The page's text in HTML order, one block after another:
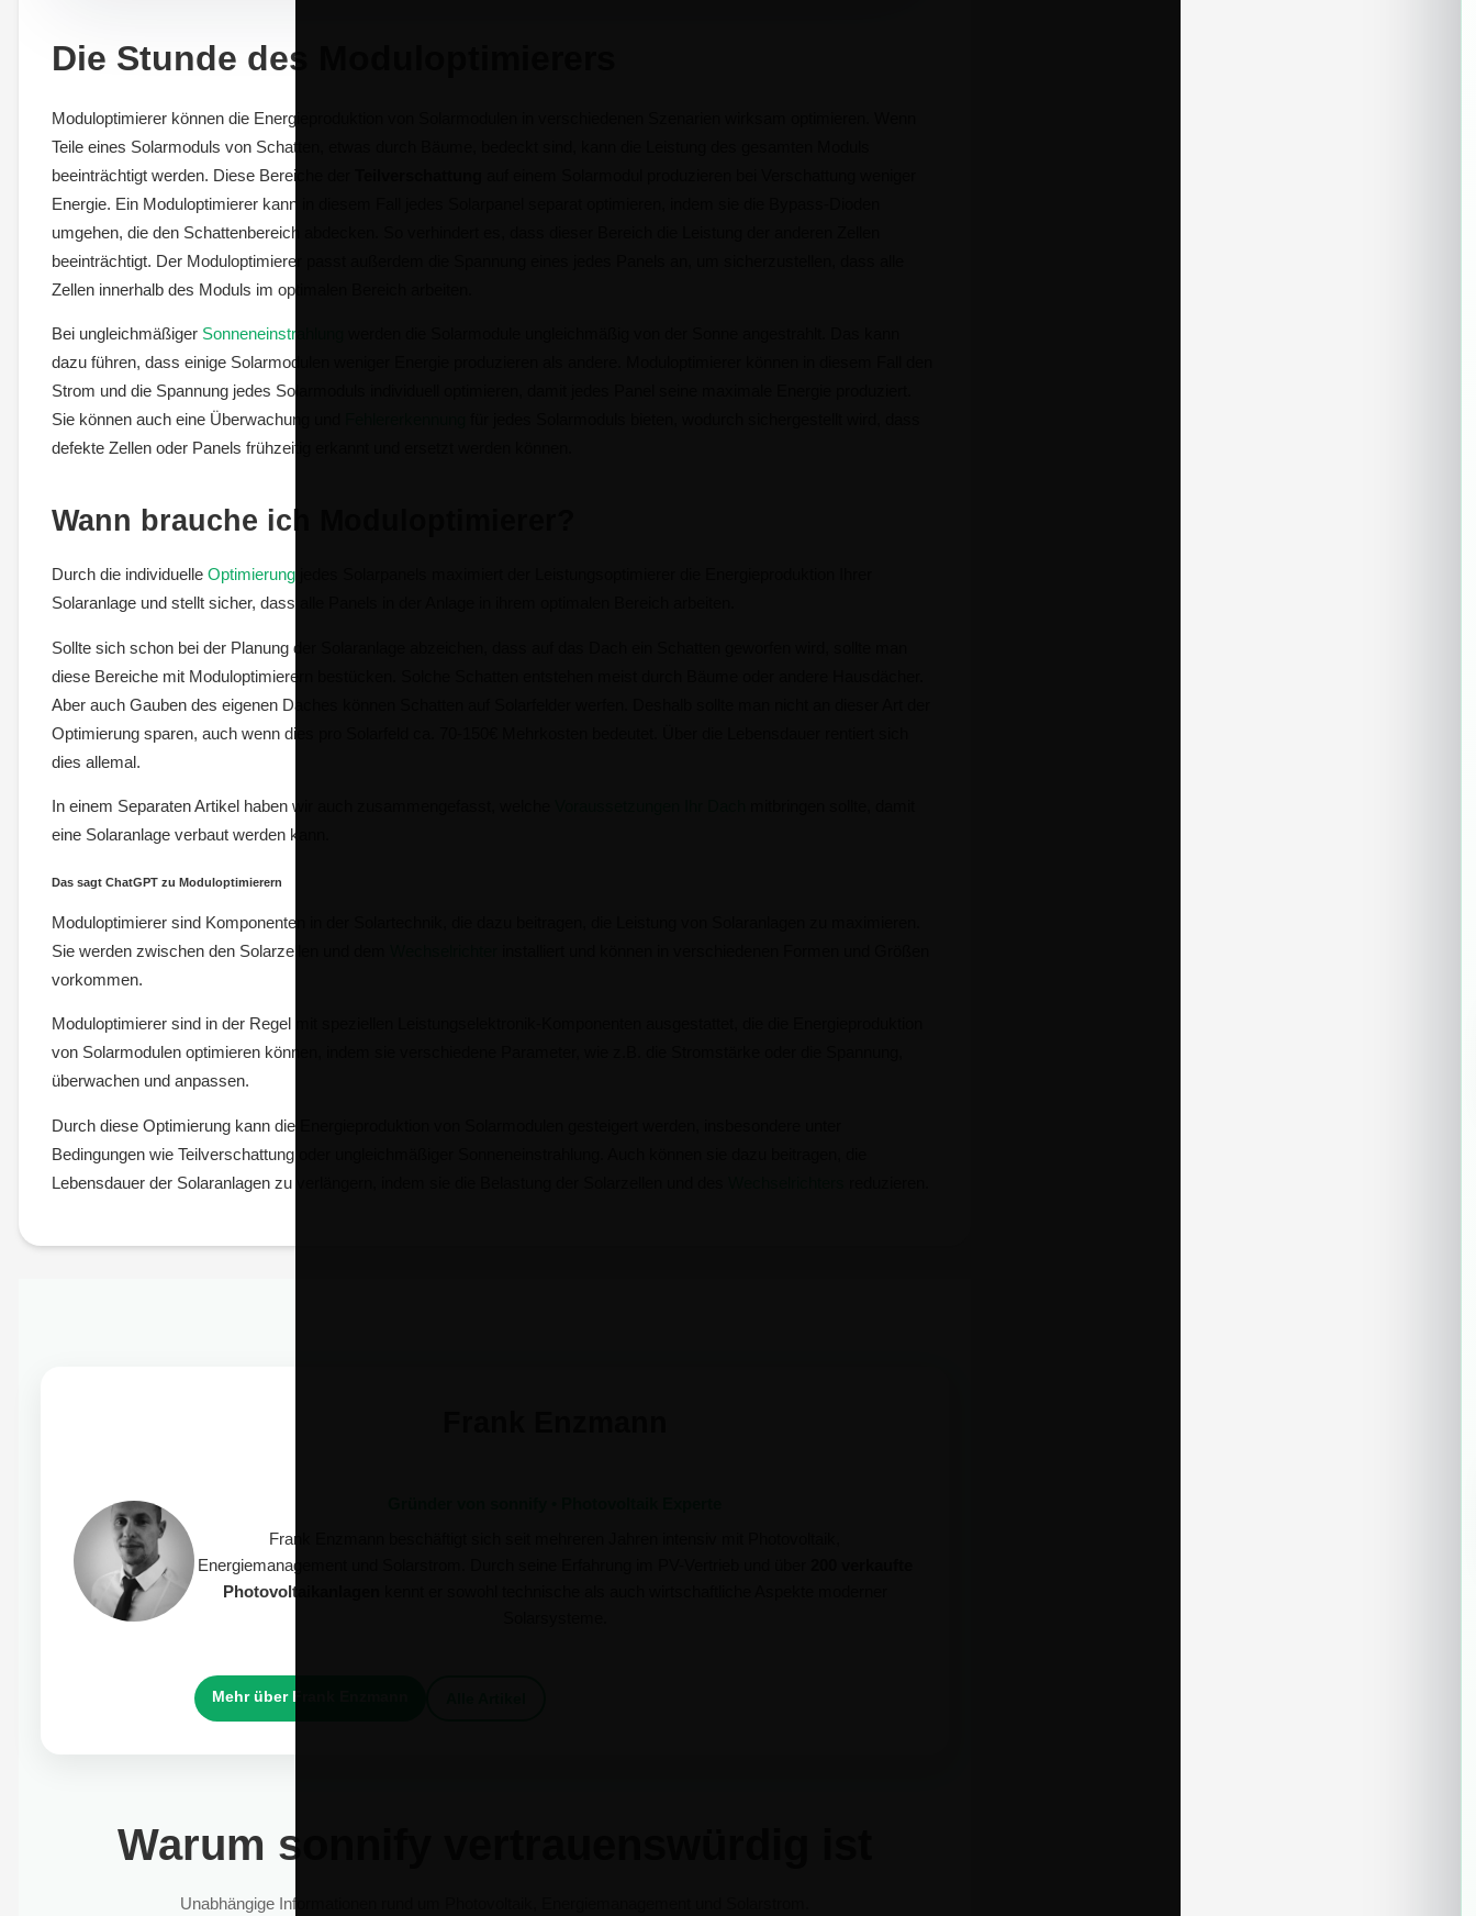
Die Stunde des Moduloptimierers
Moduloptimierer können die Energieproduktion von Solarmodulen in verschiedenen Szenarien wirksam optimieren. Wenn
Teile eines Solarmoduls von Schatten, etwas durch Bäume, bedeckt sind, kann die Leistung des gesamten Moduls
beeinträchtigt werden. Diese Bereiche der
Energie. Ein Moduloptimierer kann in diesem Fall jedes Solarpanel separat optimieren, indem sie die Bypass-Dioden
umgehen, die den Schattenbereich abdecken. So verhindert es, dass dieser Bereich die Leistung der anderen Zellen
beeinträchtigt. Der Moduloptimierer passt außerdem die Spannung eines jedes Panels an, um sicherzustellen, dass alle
Zellen innerhalb des Moduls im optimalen Bereich arbeiten.
Bei ungleichmäßiger Sonneneinstrahlung
dazu führen, dass einige Solarmodulen weniger Energie produzieren als andere. Moduloptimierer können in diesem Fall den
Strom und die Spannung jedes Solarmoduls individuell optimieren, damit jedes Panel seine maximale Energie produziert.
Sie können auch eine Überwachung und
defekte Zellen oder Panels frühzeitig erkannt und ersetzt werden können.
Wann brauche ich Moduloptimierer?
Durch die individuelle Optimierungjedes Solarpanels maximiert der Leistungsoptimierer die Energieproduktion Ihrer
Solaranlage und stellt sicher, dass alle Panels in der Anlage in ihrem optimalen Bereich arbeiten.
Sollte sich schon bei der Planung der Solaranlage abzeichen, dass auf das Dach ein Schatten geworfen wird, sollte man
diese Bereiche mit Moduloptimierern bestücken. Solche Schatten entstehen meist durch Bäume oder andere Hausdächer.
Aber auch Gauben des eigenen Daches können Schatten auf Solarfelder werfen. Deshalb sollte man nicht an dieser Art der
Optimierung sparen, auch wenn dies pro Solarfeld ca. 70-150€ Mehrkosten bedeutet. Über die Lebensdauer rentiert sich
dies allemal.
In einem Separaten Artikel haben wir auch zusammengefasst, welche
eine Solaranlage verbaut werden kann.
Das sagt ChatGPT zu Moduloptimierern
Moduloptimierer sind Komponenten in der Solartechnik, die dazu beitragen, die Leistung von Solaranlagen zu maximieren.
Sie werden zwischen den Solarzellen und dem
vorkommen.
Moduloptimierer sind in der Regel mit speziellen Leistungselektronik-Komponenten ausgestattet, die die Energieproduktion
von Solarmodulen optimieren können, indem sie verschiedene Parameter, wie z.B. die Stromstärke oder die Spannung,
überwachen und anpassen.
Durch diese Optimierung kann die Energieproduktion von Solarmodulen gesteigert werden, insbesondere unter
Bedingungen wie Teilverschattung oder ungleichmäßiger Sonneneinstrahlung. Auch können sie dazu beitragen, die
Lebensdauer der Solaranlagen zu verlängern, indem sie die Belastung der Solarzellen und des
Frank Enzmann beschäftigt sich seit mehreren Jahren intensiv mit Photovoltaik,
Energiemanagement und Solarstrom. Durch seine Erfahrung im PV-Vertrieb und über
Photovoltaikanlagen
Mehr über Frank Enzmann
Warum sonnify vertrauenswürdig ist
Unabhängige Informationen rund um Photovoltaik, Energiemanagement und Solarstrom.